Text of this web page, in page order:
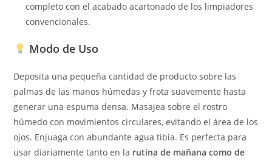
completo con el acabado acartonado de los limpiadores
convencionales.
Modo de Uso
Deposita una pequeña cantidad de producto sobre las
palmas de las manos húmedas y frota suavemente hasta
generar una espuma densa. Masajea sobre el rostro
húmedo con movimientos circulares, evitando el área de los
ojos. Enjuaga con abundante agua tibia. Es perfecta para
usar diariamente tanto en la rutina de mañana como de